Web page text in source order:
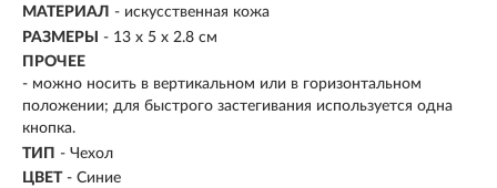
МАТЕРИАЛ - искусственная кожа
РАЗМЕРЫ
- 13 x 5 x 2.8 см
ПРОЧЕЕ
- можно носить в вертикальном или в горизонтальном
положении; для быстрого застегивания используется одна
кнопка.
ТИП - Чехол
ЦВЕТ - Синие